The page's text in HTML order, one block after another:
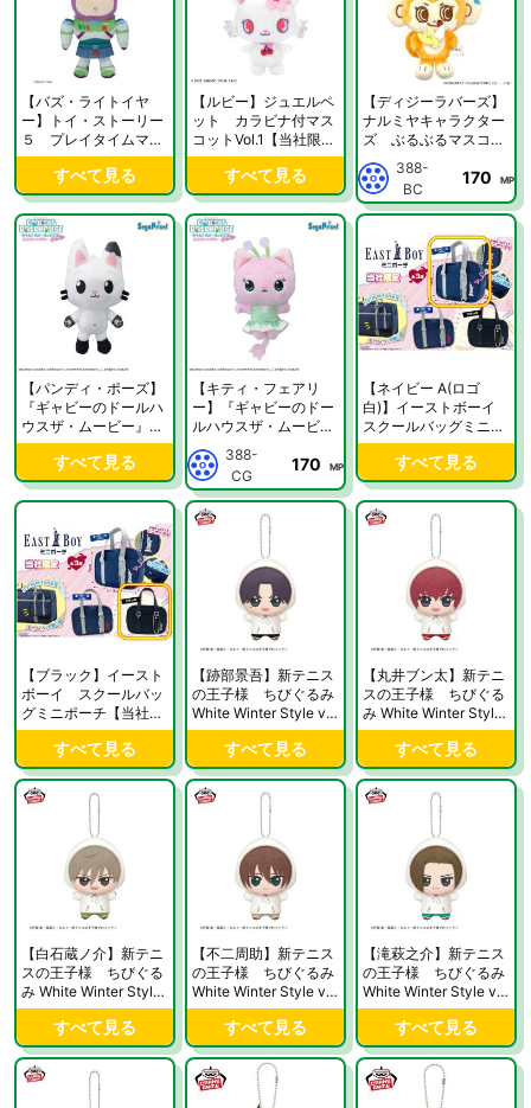
【バズ・ライトイヤ
ー】トイ・ストーリー
５ プレイタイムマス
コット【当社限定】
すべて見る
【ルビー】ジュエルペ
ット カラビナ付マス
コットVol.1【当社限
定】
すべて見る
【ディジーラバーズ】
ナルミヤキャラクター
ズ ぶるぶるマスコッ
388-
BC
170 MP
【パンディ・ポーズ】
『ギャビーのドールハ
ウスザ・ムービー』
マスコット【当社限
すべて見る
【キティ・フェアリ
ー】『ギャビーのドー
ルハウスザ・ムービ
社限定】
388-
CG
170 MP
【ネイビー A(ロゴ
白)】イーストボーイ
スクールバッグミニポ
ーチ【当社限定】
すべて見る
【ブラック】イースト
ボーイ スクールバッ
グミニポーチ【当社限
定】
すべて見る
【跡部景吾】新テニス
の王子様 ちびぐるみ
White Winter Style vo
l.1【当社限定】
すべて見る
【丸井ブン太】新テニ
スの王子様 ちびぐる
み White Winter Style
vol.1【当社限定】
すべて見る
【白石蔵ノ介】新テニ
スの王子様 ちびぐる
み White Winter Style
vol.1【当社限定】
すべて見る
【不二周助】新テニス
の王子様 ちびぐるみ
White Winter Style vo
l.2【当社限定】
すべて見る
【滝萩之介】新テニス
の王子様 ちびぐるみ
White Winter Style vo
l.2【当社限定】
すべて見る